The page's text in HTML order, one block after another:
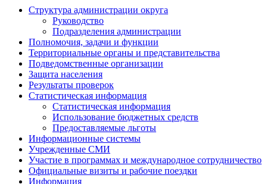
Структура администрации округа
Руководство
Подразделения администрации
Полномочия, задачи и функции
Территориальные органы и представительства
Подведомственные организации
Защита населения
Результаты проверок
Статистическая информация
Статистическая информация
Использование бюджетных средств
Предоставляемые льготы
Информационные системы
Учрежденные СМИ
Участие в программах и международное сотрудничество
Официальные визиты и рабочие поездки
Информация